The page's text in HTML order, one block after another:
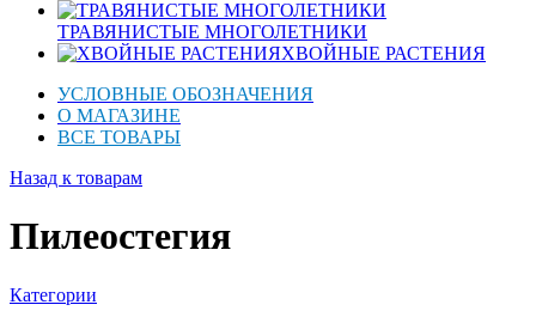
ТРАВЯНИСТЫЕ МНОГОЛЕТНИКИ
ХВОЙНЫЕ РАСТЕНИЯ
УСЛОВНЫЕ ОБОЗНАЧЕНИЯ
О МАГАЗИНЕ
ВСЕ ТОВАРЫ
Назад к товарам
Пилеостегия
Категории